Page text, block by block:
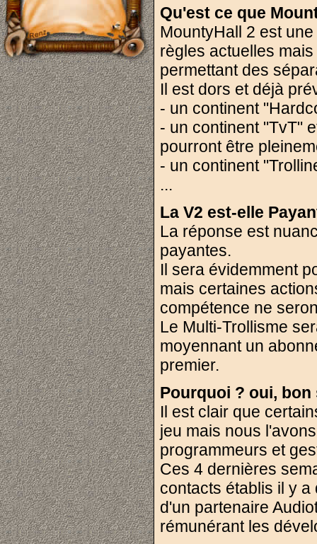
Qu'est ce que
MountyHall 2 est
règles actuelles
permettant des
Il est dors et déjà
- un continent
- un continent "TvT"
pourront être
- un continent
...
La V2 est-elle
La réponse est
payantes.
Il sera évidemment
mais certaines
compétence ne
Le Multi-Trollisme
moyennant un
premier.
Pourquoi ? oui, bon
Il est clair que
jeu mais nous
programmeurs et
Ces 4 dernières
contacts établis il y
d'un partenaire
rémunérant les